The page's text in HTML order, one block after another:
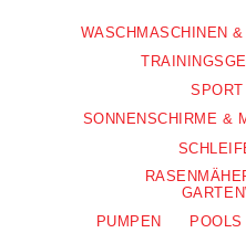
WASCHMASCHINEN
SONNENSCHIRME &
PUMPEN
POOLS